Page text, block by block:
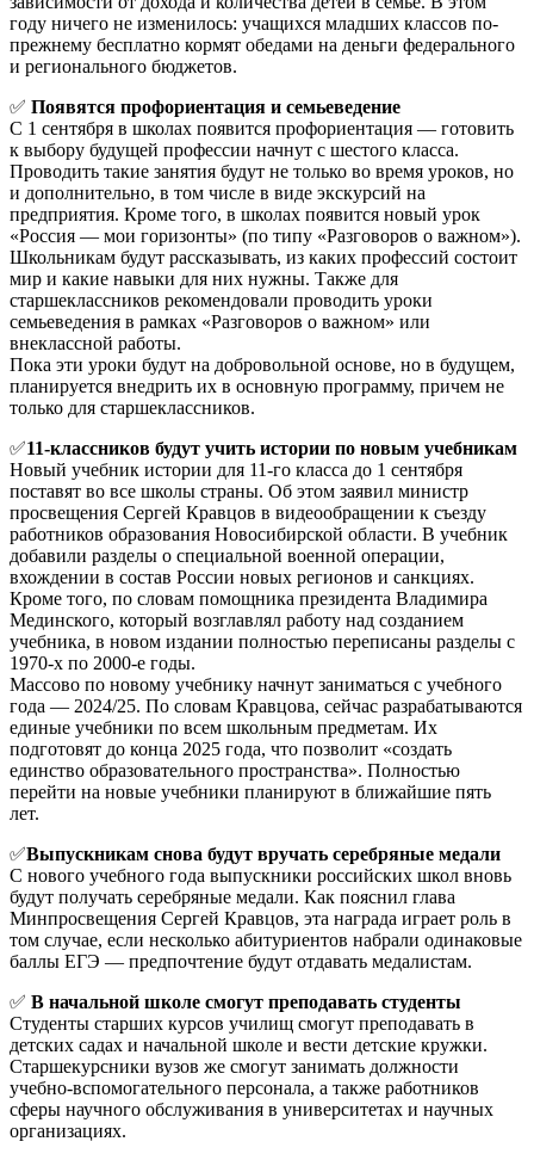
году ничего не изменилось: учащихся младших классов по-
прежнему бесплатно кормят обедами на деньги федерального
и регионального бюджетов.
✅ Появятся профориентация и семьеведение
С 1 сентября в школах появится профориентация — готовить
к выбору будущей профессии начнут с шестого класса.
Проводить такие занятия будут не только во время уроков, но
и дополнительно, в том числе в виде экскурсий на
предприятия. Кроме того, в школах появится новый урок
«Россия — мои горизонты» (по типу «Разговоров о важном»).
Школьникам будут рассказывать, из каких профессий состоит
мир и какие навыки для них нужны. Также для
старшеклассников рекомендовали проводить уроки
семьеведения в рамках «Разговоров о важном» или
внеклассной работы.
Пока эти уроки будут на добровольной основе, но в будущем,
планируется внедрить их в основную программу, причем не
только для старшеклассников.
✅11-классников будут учить истории по новым учебникам
Новый учебник истории для 11-го класса до 1 сентября
поставят во все школы страны. Об этом заявил министр
просвещения Сергей Кравцов в видеообращении к съезду
работников образования Новосибирской области. В учебник
добавили разделы о специальной военной операции,
вхождении в состав России новых регионов и санкциях.
Кроме того, по словам помощника президента Владимира
Мединского, который возглавлял работу над созданием
учебника, в новом издании полностью переписаны разделы с
1970-х по 2000-е годы.
Массово по новому учебнику начнут заниматься с учебного
года — 2024/25. По словам Кравцова, сейчас разрабатываются
единые учебники по всем школьным предметам. Их
подготовят до конца 2025 года, что позволит «создать
единство образовательного пространства». Полностью
перейти на новые учебники планируют в ближайшие пять
лет.
✅Выпускникам снова будут вручать серебряные медали
С нового учебного года выпускники российских школ вновь
будут получать серебряные медали. Как пояснил глава
Минпросвещения Сергей Кравцов, эта награда играет роль в
том случае, если несколько абитуриентов набрали одинаковые
баллы ЕГЭ — предпочтение будут отдавать медалистам.
✅ В начальной школе смогут преподавать студенты
Студенты старших курсов училищ смогут преподавать в
детских садах и начальной школе и вести детские кружки.
Старшекурсники вузов же смогут занимать должности
учебно-вспомогательного персонала, а также работников
сферы научного обслуживания в университетах и научных
организациях.